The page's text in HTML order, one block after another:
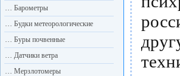
… Барометры
… Будки метеорологические
… Буры почвенные
… Датчики ветра
… Мерзлотомеры